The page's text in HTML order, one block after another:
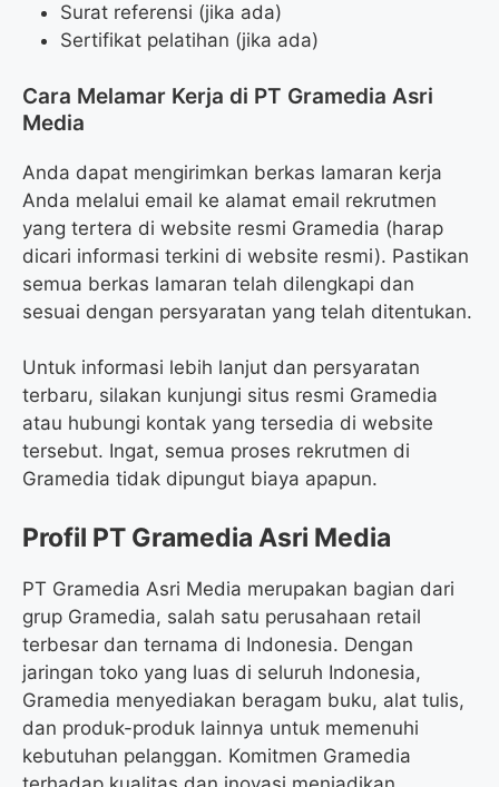
Surat referensi (jika ada)
Sertifikat pelatihan (jika ada)
Cara Melamar Kerja di PT Gramedia Asri
Media
Anda dapat mengirimkan berkas lamaran kerja
Anda melalui email ke alamat email rekrutmen
yang tertera di website resmi Gramedia (harap
dicari informasi terkini di website resmi). Pastikan
semua berkas lamaran telah dilengkapi dan
sesuai dengan persyaratan yang telah ditentukan.
Untuk informasi lebih lanjut dan persyaratan
terbaru, silakan kunjungi situs resmi Gramedia
atau hubungi kontak yang tersedia di website
tersebut. Ingat, semua proses rekrutmen di
Gramedia tidak dipungut biaya apapun.
Profil PT Gramedia Asri Media
PT Gramedia Asri Media merupakan bagian dari
grup Gramedia, salah satu perusahaan retail
terbesar dan ternama di Indonesia. Dengan
jaringan toko yang luas di seluruh Indonesia,
Gramedia menyediakan beragam buku, alat tulis,
dan produk-produk lainnya untuk memenuhi
kebutuhan pelanggan. Komitmen Gramedia